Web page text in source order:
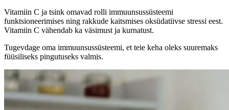
Vitamiin C ja tsink omavad rolli immuunsussüsteemi
funktsioneerimises ning rakkude kaitsmises oksüdatiivse stressi eest.
Vitamiin C vähendab ka väsimust ja kurnatust.
Tugevdage oma immuunsussüsteemi, et teie keha oleks suuremaks
füüsiliseks pingutuseks valmis.